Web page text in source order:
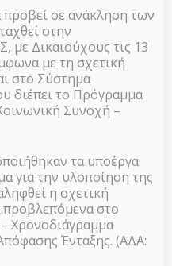
για
για
σε ανάκληση των
στην
με Δικαιούχους τις 13
με τη σχετική
στο Σύστημα
διέπει το Πρόγραμμα
Συνοχή –
τα υποέργα
για την υλοποίηση της
η σχετική
στο
Χρονοδιάγραμμα
Ένταξης. (ΑΔΑ: